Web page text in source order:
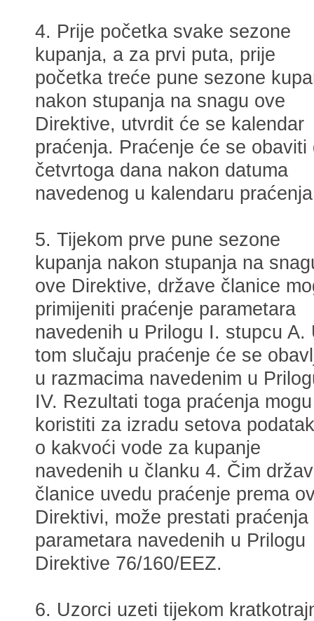
4. Prije početka svake sezone
kupanja, a za prvi puta, prije
početka treće pune sezone
nakon stupanja na snagu ove
Direktive, utvrdit će se kalendar
praćenja. Praćenje će se obaviti
četvrtoga dana nakon datuma
navedenog u kalendaru
5. Tijekom prve pune sezone
kupanja nakon stupanja na
ove Direktive, države članice
primijeniti praćenje parametara
navedenih u Prilogu I. stupcu A.
tom slučaju praćenje će se
u razmacima navedenim u
IV. Rezultati toga praćenja
koristiti za izradu setova
o kakvoći vode za kupanje
navedenih u članku 4. Čim
članice uvedu praćenje prema
Direktivi, može prestati praćenja
parametara navedenih u Prilogu
Direktive 76/160/EEZ.
6. Uzorci uzeti tijekom